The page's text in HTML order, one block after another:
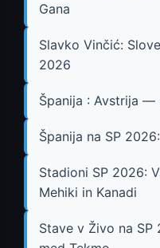
Gana
Slavko Vinčić:
2026
Španija : Avstrija —
Španija na SP
Stadioni SP 2026:
Mehiki in Kanadi
Stave v Živo na